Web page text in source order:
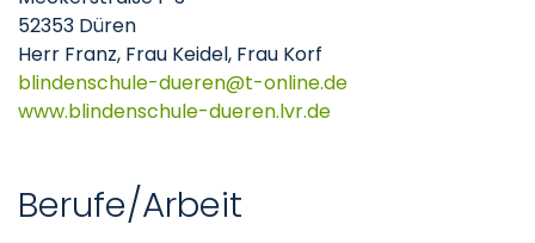
52353 Düren
Herr Franz, Frau Keidel, Frau Korf
blindenschule-dueren
t-onlinede
www.blindenschule-dueren.lvr.de
Berufe/Arbeit